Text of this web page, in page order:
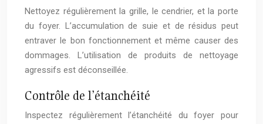
Nettoyez régulièrement la grille, le cendrier, et la porte
du foyer. L’accumulation de suie et de résidus peut
entraver le bon fonctionnement et même causer des
dommages. L’utilisation de produits de nettoyage
agressifs est déconseillée.
Contrôle de l’étanchéité
Inspectez régulièrement l’étanchéité du foyer pour